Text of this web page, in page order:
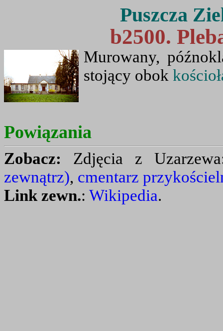
Puszcza
b2500.
Murowany,
stojący obok
Powiązania
Zobacz: Zdjęcia z
zewnątrz), cmentarz
Link zewn.: Wikipedia.